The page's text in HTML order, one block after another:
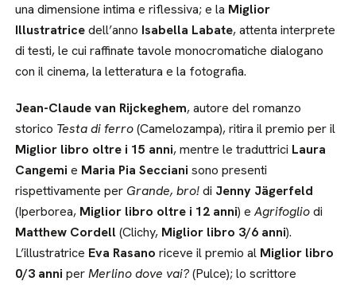
una dimensione intima e riflessiva; e la Miglior
Illustratricedell’anno Isabella Labate, attenta interprete
di testi, le cui raffinate tavole monocromatiche dialogano
con il cinema, la letteratura e la fotografia.
Jean-Claude van Rijckeghem, autore del romanzo
storico Testa di ferro(Camelozampa), ritira il premio per il
Miglior libro oltre i 15 anni, mentre le traduttrici Laura
Cangemi e Maria Pia Secciani sono presenti
rispettivamente per Grande, bro!di Jenny Jägerfeld
(Iperborea, Miglior libro oltre i 12 anni) eAgrifogliodi
Matthew Cordell(Clichy, Miglior libro 3/6 anni).
L’illustratrice Eva Rasano riceve il premio al Miglior libro
0/3 anniperMerlino dove vai?(Pulce); lo scrittore